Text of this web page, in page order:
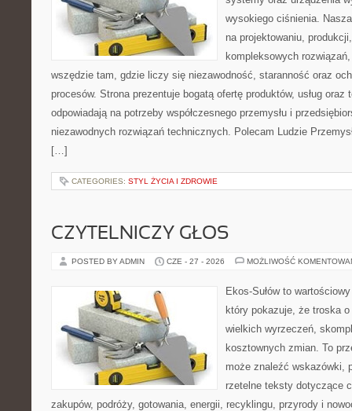
wysokiego ciśnienia.
na projektowaniu,
kompleksowych
wszędzie tam, gdzie liczy się niezawodność, staranność oraz
procesów. Strona prezentuje bogatą ofertę produktów, usług oraz
odpowiadają na potrzeby współczesnego przemysłu i
niezawodnych rozwiązań technicznych. Polecam Ludzie
[…]
CATEGORIES: STYL ŻYCIA I ZDROWIE
CZYTELNICZY GŁOS
POSTED BY ADMIN CZE - 27 - 2026 MOŻLIWOŚĆ
Ekos-Sułów to
który pokazuje, że troska
wielkich wyrzeczeń,
kosztownych zmian. To
może znaleźć wskazówki,
rzetelne teksty dotyczące
zakupów, podróży, gotowania, energii, recyklingu, przyrody i